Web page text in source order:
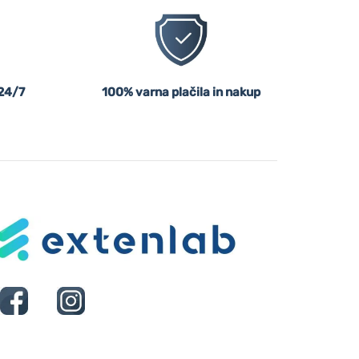
7 100% varna plačila in nakup